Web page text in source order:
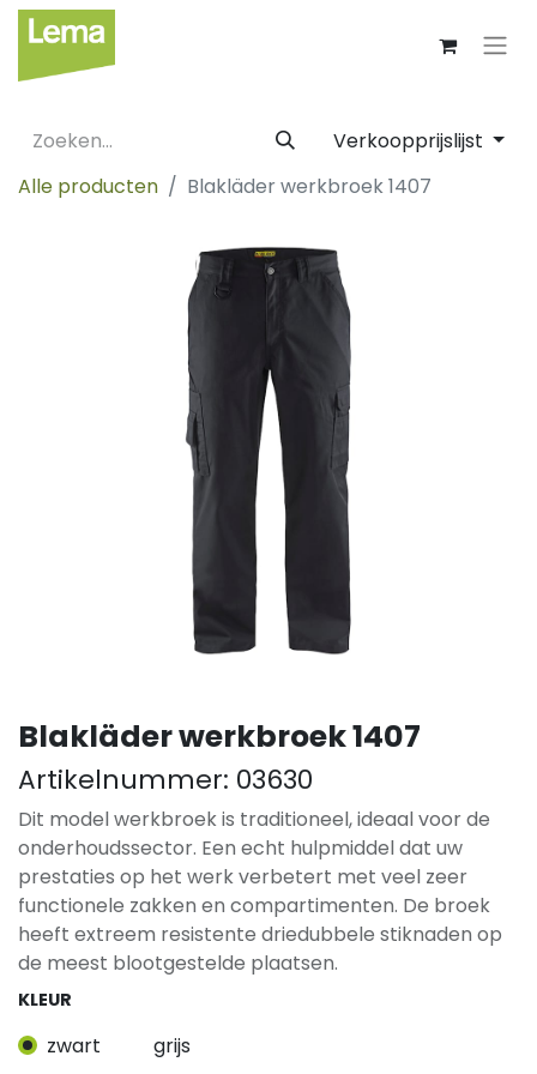
Verkoopprijslijst
Alle producten
Blakläder werkbroek 1407
Blakläder werkbroek 1407
Artikelnummer: 03630
Dit model werkbroek is traditioneel, ideaal voor de
onderhoudssector. Een echt hulpmiddel dat uw
prestaties op het werk verbetert met veel zeer
functionele zakken en compartimenten. De broek
heeft extreem resistente driedubbele stiknaden op
de meest blootgestelde plaatsen.
KLEUR
zwart grijs